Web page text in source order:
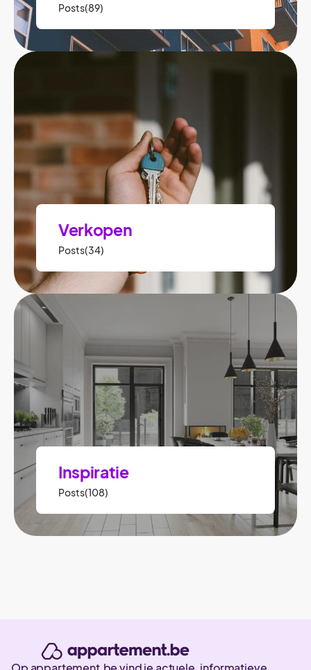
Posts(89)
Verkopen
Posts(34)
Inspiratie
Posts(108)